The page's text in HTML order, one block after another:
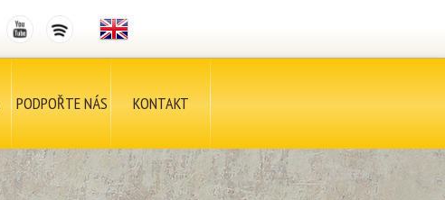
PODPOŘTE NÁS KONTAKT